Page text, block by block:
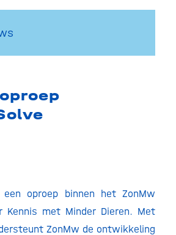
een oproep binnen het ZonMw
Kennis met Minder Dieren. Met
ZonMw de ontwikkeling